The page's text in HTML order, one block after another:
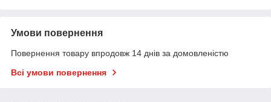
Умови повернення
Повернення товару впродовж 14 днів за домовленістю
Всі умови повернення